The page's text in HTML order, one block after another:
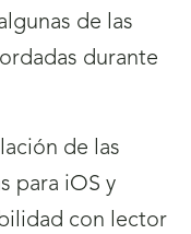
de las
durante
de las
para iOS y
con lector